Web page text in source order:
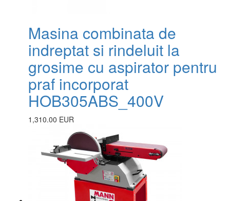
Masina combinata de
indreptat si rindeluit la
grosime cu aspirator pentru
praf incorporat
HOB305ABS_400V
1,310.00 EUR